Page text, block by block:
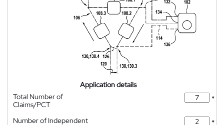
Application details
Total Number of
Claims/PCT
*
Number of Independent
*